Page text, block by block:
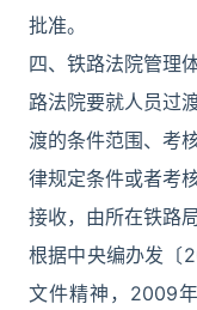
批准。
四、铁路法院管理
路法院要就人员过
渡的条件范围、考
律规定条件或者考
接收，由所在铁路
根据中央编办发〔
文件精神，2009